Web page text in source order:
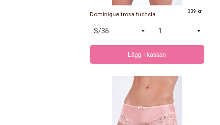
Dominique trosa fuchsia 339 kr
Lägg i kassan